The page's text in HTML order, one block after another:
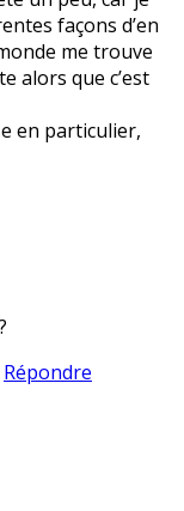
façons d’en
me trouve
alors que c’est
en particulier,
Répondre